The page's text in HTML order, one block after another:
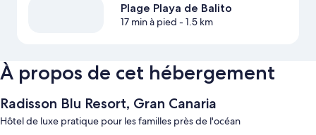
Plage Playa de Balito
17 min à pied - 1.5 km
À propos de cet hébergement
Radisson Blu Resort, Gran Canaria
Hôtel de luxe pratique pour les familles près de l'océan